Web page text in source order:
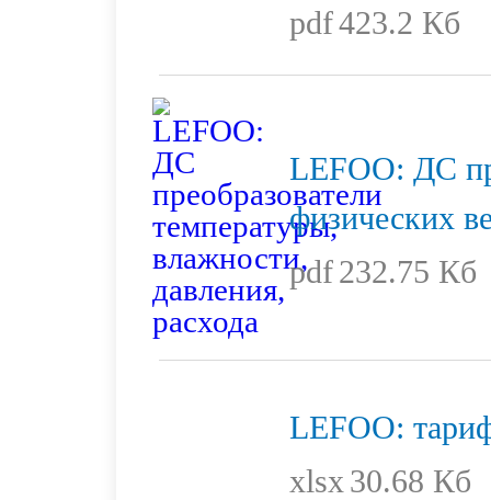
pdf423.2 Кб
LEFOO: ДС
физических
pdf232.75 Кб
LEFOO:
xlsx 30.68 Кб